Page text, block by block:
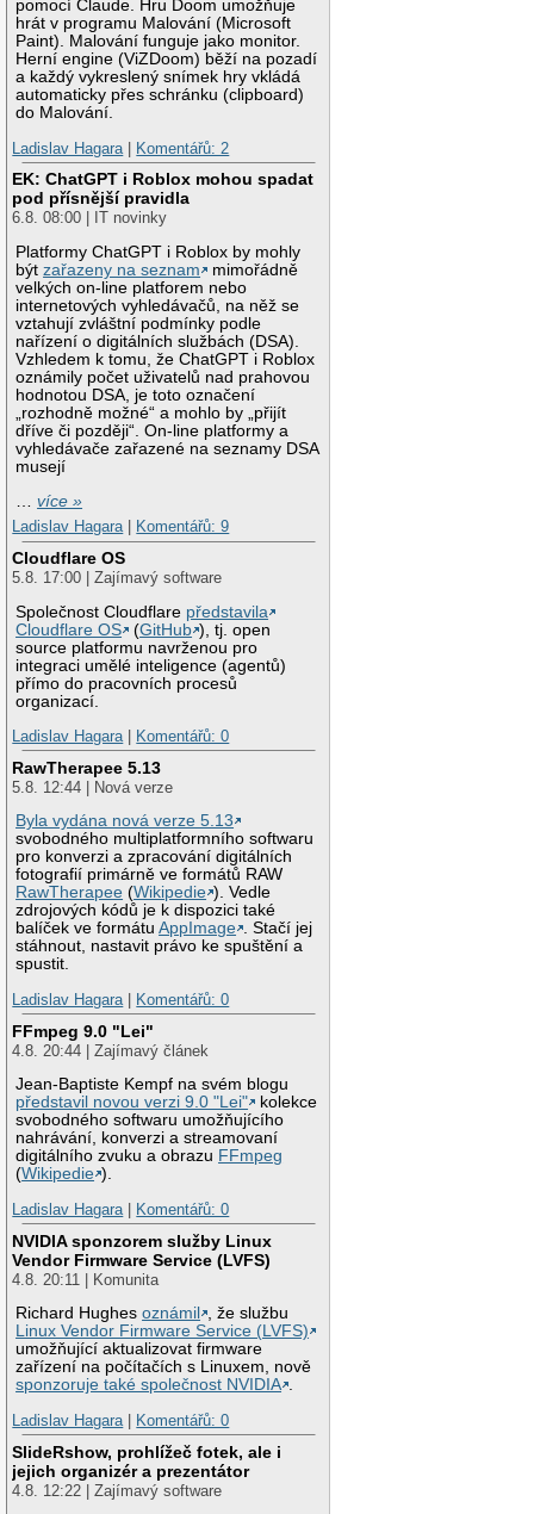
pomocí Claude. Hru Doom umožňuje
hrát v programu Malování (Microsoft
Paint). Malování funguje jako monitor.
Herní engine (ViZDoom) běží na pozadí
a každý vykreslený snímek hry vkládá
automaticky přes schránku (clipboard)
do Malování.
Ladislav Hagara
Komentářů: 2
EK: ChatGPT i Roblox mohou spadat
pod přísnější pravidla
6.8. 08:00 | IT novinky
Platformy ChatGPT i Roblox by mohly
býtzařazeny na seznam
mimořádně
velkých on-line platforem nebo
internetových vyhledávačů, na něž se
vztahují zvláštní podmínky podle
nařízení o digitálních službách (DSA).
Vzhledem k tomu, že ChatGPT i Roblox
oznámily počet uživatelů nad prahovou
hodnotou DSA, je toto označení
„rozhodně možné“ a mohlo by „přijít
dříve či později“. On-line platformy a
vyhledávače zařazené na seznamy DSA
musejí
…více »
Ladislav Hagara| Komentářů: 9
Cloudflare OS
5.8. 17:00 | Zajímavý software
Společnost Cloudflare představila
Cloudflare OS
(GitHub ), tj. open
source platformu navrženou pro
integraci umělé inteligence (agentů)
přímo do pracovních procesů
organizací.
Ladislav Hagara| Komentářů: 0
RawTherapee 5.13
5.8. 12:44 | Nová verze
Byla vydána nová verze 5.13
svobodného multiplatformního softwaru
pro konverzi a zpracování digitálních
fotografií primárně ve formátů RAW
RawTherapee (Wikipedie ). Vedle
zdrojových kódů je k dispozici také
balíček ve formátuAppImage . Stačí jej
stáhnout, nastavit právo ke spuštění a
spustit.
Ladislav Hagara| Komentářů: 0
FFmpeg 9.0 "Lei"
4.8. 20:44 | Zajímavý článek
Jean-Baptiste Kempf na svém blogu
představil novou verzi 9.0 "Lei"
kolekce
svobodného softwaru umožňujícího
nahrávání, konverzi a streamovaní
digitálního zvuku a obrazu FFmpeg
(Wikipedie ).
Ladislav Hagara| Komentářů: 0
NVIDIA sponzorem služby Linux
Vendor Firmware Service (LVFS)
4.8. 20:11 | Komunita
Richard Hughesoznámil
, že službu
Linux Vendor Firmware Service (LVFS)
umožňující aktualizovat firmware
zařízení na počítačích s Linuxem, nově
sponzoruje také společnost NVIDIA .
Ladislav Hagara| Komentářů: 0
SlideRshow, prohlížeč fotek, ale i
jejich organizér a prezentátor
4.8. 12:22 | Zajímavý software